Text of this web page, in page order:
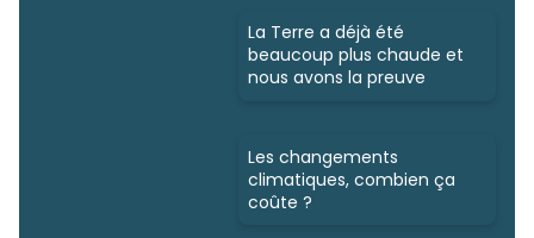
La Terre a déjà été
beaucoup plus chaude et
nous avons la preuve
Les changements
climatiques, combien ça
coûte ?